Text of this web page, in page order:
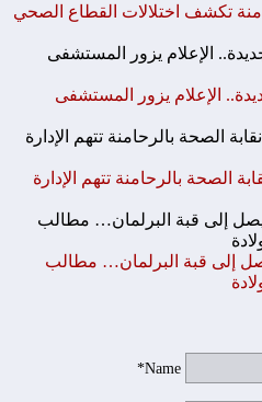
تكشف اختلالات القطاع الصحي
الإعلام يزور المستشفى
الصحة بالرحامنة تتهم الإدارة
إلى قبة البرلمان… مطالب
Name*